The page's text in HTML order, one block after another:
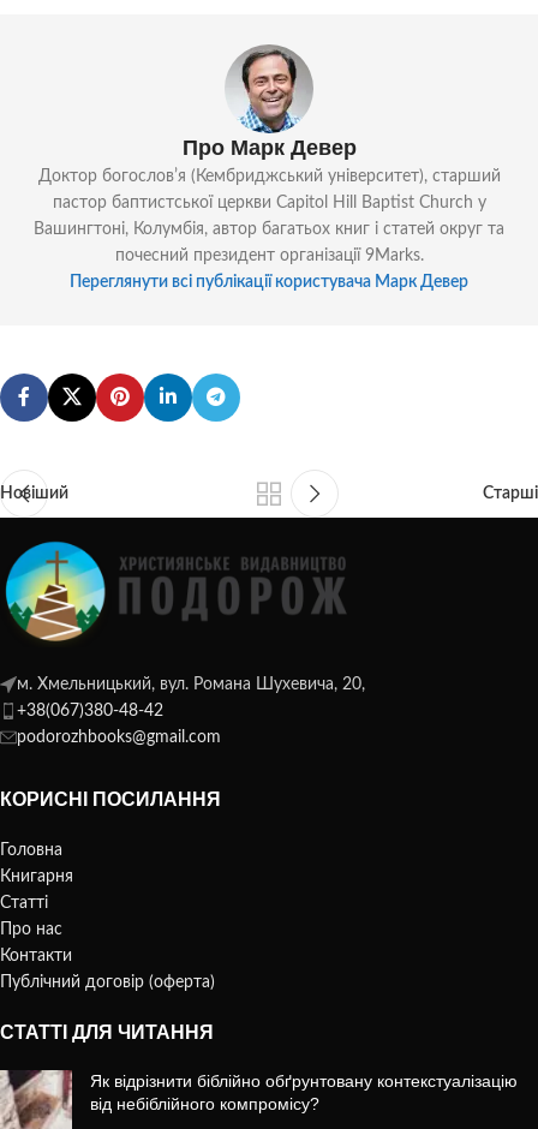
Про Марк Девер
Доктор богословʼя (Кембриджський університет), старший
пастор баптистської церкви Capitol Hill Baptist Church у
Вашингтоні, Колумбія, автор багатьох книг і статей округ та
почесний президент організації 9Marks.
Переглянути всі публікації користувача Марк Девер
Новіший Старші
м. Хмельницький, вул. Романа Шухевича, 20,
+38(067)380-48-42
podorozhbooks@gmail.com
КОРИСНІ ПОСИЛАННЯ
Головна
Книгарня
Статті
Про нас
Контакти
Публічний договір (оферта)
СТАТТІ ДЛЯ ЧИТАННЯ
Як відрізнити біблійно обґрунтовану контекстуалізацію
від небіблійного компромісу?